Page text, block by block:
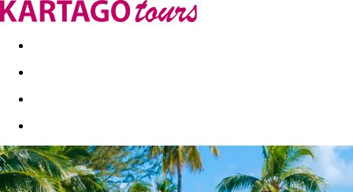
Last minute Dovolenkové kluby